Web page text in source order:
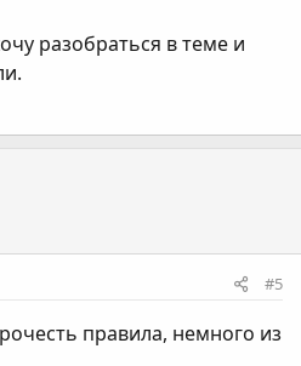
разобраться в теме и
#5
правила, немного из